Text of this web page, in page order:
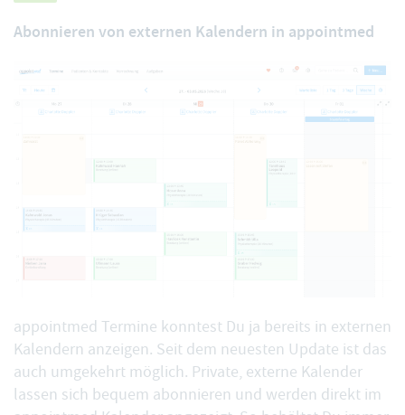
Abonnieren von externen Kalendern in appointmed
appointmed Termine konntest Du ja bereits in externen
Kalendern anzeigen. Seit dem neuesten Update ist das
auch umgekehrt möglich. Private, externe Kalender
lassen sich bequem abonnieren und werden direkt im